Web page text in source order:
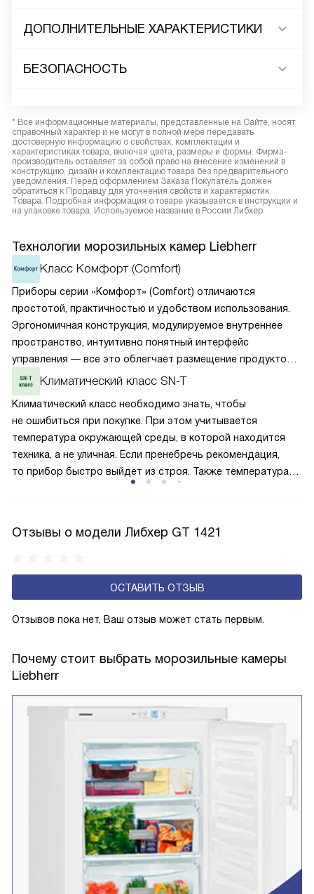
ДОПОЛНИТЕЛЬНЫЕ ХАРАКТЕРИСТИКИ
БЕЗОПАСНОСТЬ
* Все информационные материалы, представленные на Сайте, носят
справочный характер и не могут в полной мере передавать
достоверную информацию о свойствах, комплектации и
характеристиках товара, включая цвета, размеры и формы. Фирма-
производитель оставляет за собой право на внесение изменений в
конструкцию, дизайн и комплектацию товара без предварительного
уведомления. Перед оформлением Заказа Покупатель должен
обратиться к Продавцу для уточнения свойств и характеристик
Товара. Подробная информация о товаре указывается в инструкции и
на упаковке товара. Используемое название в России Либхер
Технологии морозильных камер Liebherr
Класс Комфорт (Comfort)
Приборы серии «Комфорт» (Comfort) отличаются
простотой, практичностью и удобством использования.
Эргономичная конструкция, модулируемое внутреннее
пространство, интуитивно понятный интерфейс
управления — все это облегчает размещение продуктов
внутри и выбор нужных настроек работы. Простая
добавляют комфорта.
Климатический класс SN-T
Климатический класс необходимо знать, чтобы
не ошибиться при покупке. При этом учитывается
температура окружающей среды, в которой находится
техника, а не уличная. Если пренебречь рекомендация,
то прибор быстро выйдет из строя. Также температура
может варьироваться от +16 до +38 градусов,
Отзывы о модели Либхер GT 1421
ОСТАВИТЬ ОТЗЫВ
Отзывов пока нет, Ваш отзыв может стать первым.
Почему стоит выбрать морозильные камеры
Liebherr